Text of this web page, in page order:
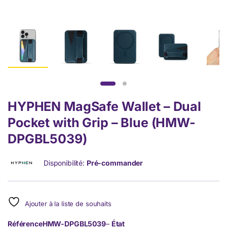
HYPHEN MagSafe Wallet – Dual
Pocket with Grip – Blue (HMW-
DPGBL5039)
Disponibilité: Pré-commander
Ajouter à la liste de souhaits
RéférenceHMW-DPGBL5039– État